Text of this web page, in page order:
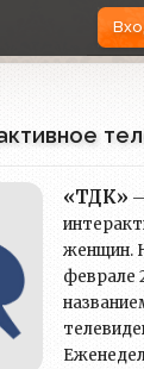
«ТДК»
женщин.
феврале